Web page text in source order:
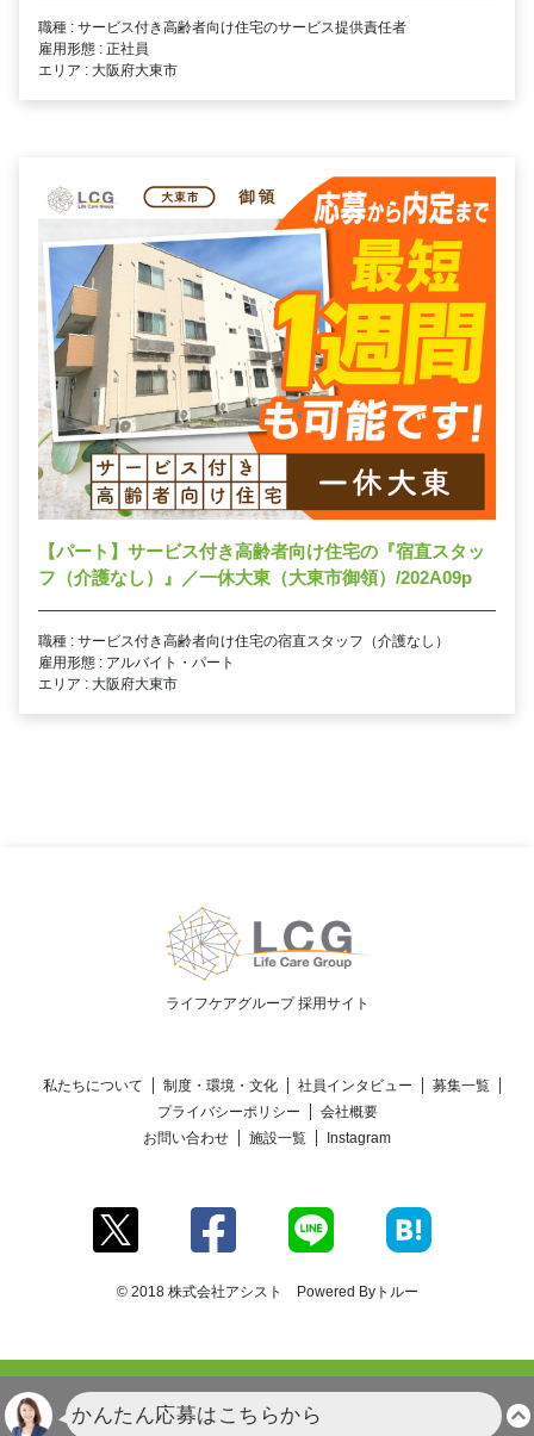
職種 : サービス付き高齢者向け住宅のサービス提供責任者
雇用形態 : 正社員
エリア : 大阪府大東市
【パート】サービス付き高齢者向け住宅の『宿直スタッ
フ（介護なし）』／一休大東（大東市御領）/202A09p
職種 : サービス付き高齢者向け住宅の宿直スタッフ（介護なし）
雇用形態 : アルバイト・パート
エリア : 大阪府大東市
ライフケアグループ 採用サイト
私たちについて 制度・環境・文化 社員インタビュー
募集一覧
プライバシーポリシー
会社概要
お問い合わせ
施設一覧 Instagram
© 2018 株式会社アシスト Powered Byトルー